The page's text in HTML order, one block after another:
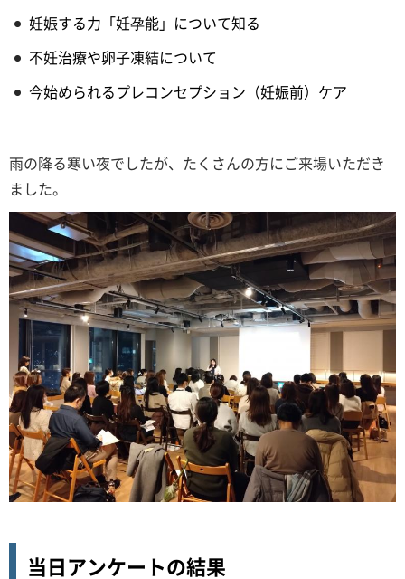
妊娠する力「妊孕能」について知る
不妊治療や卵子凍結について
今始められるプレコンセプション（妊娠前）ケア
雨の降る寒い夜でしたが、たくさんの方にご来場いただき
ました。
当日アンケートの結果